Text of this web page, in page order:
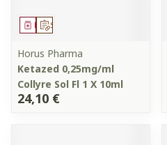
Sur prescription
Médicament
Horus Pharma
Ketazed 0,25mg/ml
Collyre Sol Fl 1 X 10ml
24,10 €